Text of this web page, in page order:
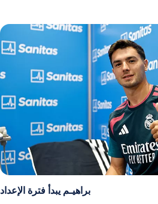
براهيـم يبدأ فترة الإعداد